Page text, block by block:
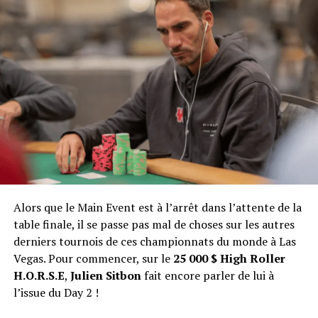
est le deuxième plus gros stack français,Yann Perron
(542 000),
Julien Sitbon (462 000),Malcom Franchi
(254 000) et Jonathan Guez(449 000).
Alexander Kostritsyn : 872 052 $
Ali Eslami : 578 718 $
Naoya Kihara : 394 433 $
Julien Sitbon : 276 297 $
Yueqi Zhu : 199 071 $
Ari Engel : 147 648 $
Walter Chambers : 112 825 $
Shaun Deeb : 88 909 $
Alors que le Main Event est à l’arrêt dans l’attente de la
table finale, il se passe pas mal de choses sur les autres
derniers tournois de ces championnats du monde à Las
Vegas. Pour commencer, sur le 25 000 $ High Roller
H.O.R.S.E, Julien Sitbonfait encore parler de lui à
l’issue du Day 2 !